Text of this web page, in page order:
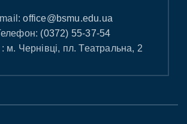
office@bsmu.edu.ua
(0372) 55-37-54
м. Чернівці, пл. Театральна, 2